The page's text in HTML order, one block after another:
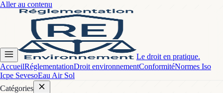
Aller au contenu
Le droit en pratique.
AccueilRéglementationDroit environnementConformitéNormes Iso
Icpe SevesoEau Air Sol
Catégories